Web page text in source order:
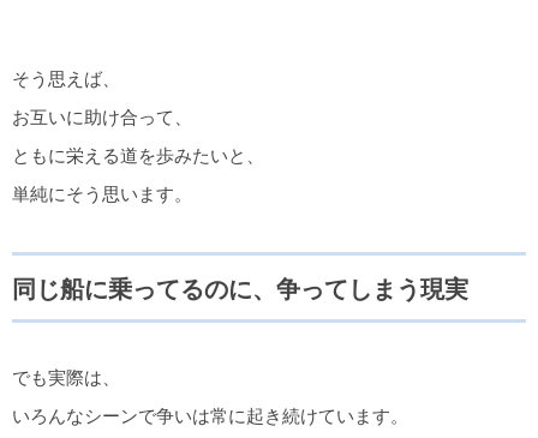
そう思えば、
お互いに助け合って、
ともに栄える道を歩みたいと、
単純にそう思います。
同じ船に乗ってるのに、争ってしまう現実
でも実際は、
いろんなシーンで争いは常に起き続けています。